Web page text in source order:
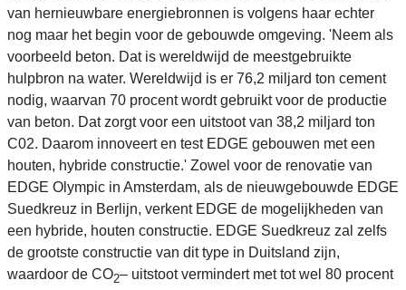
van hernieuwbare energiebronnen is volgens haar echter
nog maar het begin voor de gebouwde omgeving. 'Neem als
voorbeeld beton. Dat is wereldwijd de meestgebruikte
hulpbron na water. Wereldwijd is er 76,2 miljard ton cement
nodig, waarvan 70 procent wordt gebruikt voor de productie
van beton. Dat zorgt voor een uitstoot van 38,2 miljard ton
C02. Daarom innoveert en test EDGE gebouwen met een
houten, hybride constructie.' Zowel voor de renovatie van
EDGE Olympic in Amsterdam, als de nieuwgebouwde EDGE
Suedkreuz in Berlijn, verkent EDGE de mogelijkheden van
een hybride, houten constructie. EDGE Suedkreuz zal zelfs
de grootste constructie van dit type in Duitsland zijn,
waardoor de CO2– uitstoot vermindert met tot wel 80 procent